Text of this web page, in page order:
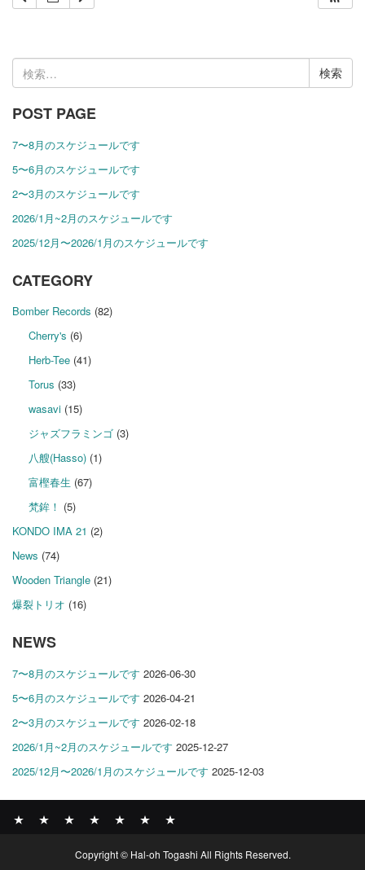
検
索:
POST PAGE
7〜8月のスケジュールです
5〜6月のスケジュールです
2〜3月のスケジュールです
2026/1月~2月のスケジュールです
2025/12月〜2026/1月のスケジュールです
CATEGORY
Bomber Records (82)
Cherry's (6)
Herb-Tee(41)
Torus (33)
wasavi(15)
ジャズフラミンゴ(3)
八艘(Hasso)(1)
富樫春生 (67)
梵鉾！ (5)
KONDO IMA 21 (2)
News (74)
Wooden Triangle (21)
爆裂トリオ (16)
NEWS
7〜8月のスケジュールです 2026-06-30
5〜6月のスケジュールです 2026-04-21
2〜3月のスケジュールです 2026-02-18
2026/1月~2月のスケジュールです 2025-12-27
2025/12月〜2026/1月のスケジュールです 2025-12-03
RECORDS
PROFILE
Copyright © Hal-oh Togashi All Rights Reserved.